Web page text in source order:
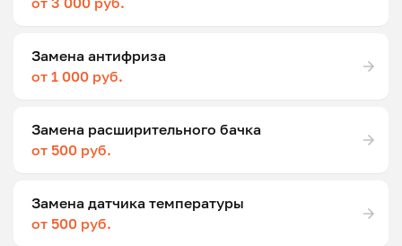
Замена антифриза
от 1 000 руб.
Замена расширительного бачка
от 500 руб.
Замена датчика температуры
от 500 руб.